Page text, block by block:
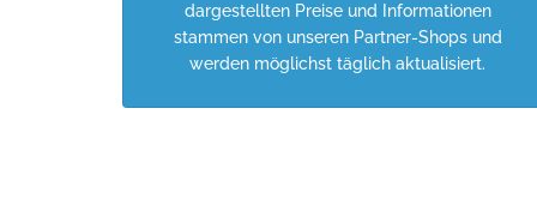
dargestellten Preise und Informationen
stammen von unseren Partner-Shops und
werden möglichst täglich aktualisiert.